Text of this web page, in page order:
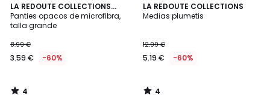
LA REDOUTE COLLECTIONS
PLUS
Panties opacos de microfibra,
talla grande
€
en
de
8.99
8.99 €
3.59 € -60%
4
/
5
4
/
LA REDOUTE COLLECTIONS
Medias plumetis
12.99 €
5.19 € -60%
4
/
4
/